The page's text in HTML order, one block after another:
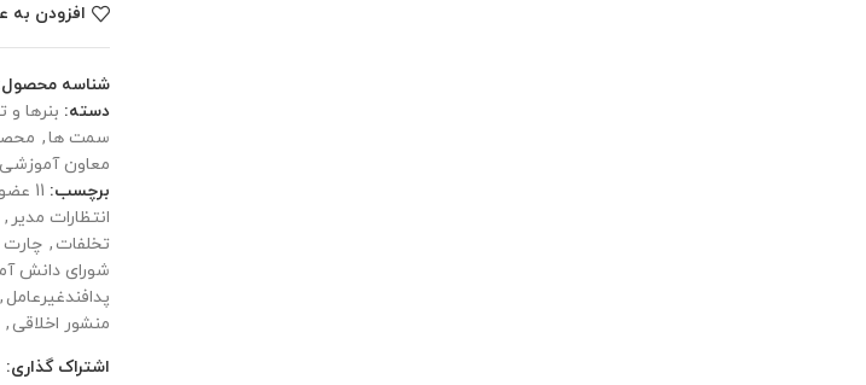
افزودن به
شناسه
دسته: بنرها و
سمت ها,
معاون آموزشی
برچسب: 11 عضو
انتظارات مدیر ,
تخلفات , چارت
شورای دانش
پدافندغیرعامل ,
منشور اخلاقی ,
اشتراک گذاری: